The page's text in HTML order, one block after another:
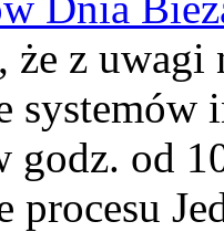
z uwagi
godz. od
procesu